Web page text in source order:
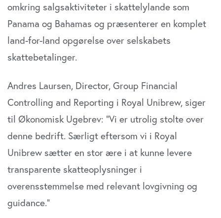
omkring salgsaktiviteter i skattelylande som
Panama og Bahamas og præsenterer en komplet
land-for-land opgørelse over selskabets
skattebetalinger.
Andres Laursen, Director, Group Financial
Controlling and Reporting i Royal Unibrew, siger
til Økonomisk Ugebrev: ”Vi er utrolig stolte over
denne bedrift. Særligt eftersom vi i Royal
Unibrew sætter en stor ære i at kunne levere
transparente skatteoplysninger i
overensstemmelse med relevant lovgivning og
guidance.”